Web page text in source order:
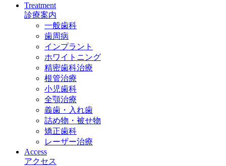
Treatment
診療案内
一般歯科
歯周病
インプラント
ホワイトニング
精密歯科治療
根管治療
小児歯科
全顎治療
義歯・入れ歯
詰め物・被せ物
矯正歯科
レーザー治療
Access
アクセス